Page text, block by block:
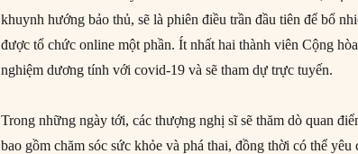
khuynh hướng bảo thủ, sẽ là phiên điều trần đầu tiên để bổ
được tổ chức online một phần. Ít nhất hai thành viên Cộng
nghiệm dương tính với covid-19 và sẽ tham dự trực tuyến.
Trong những ngày tới, các thượng nghị sĩ sẽ thăm dò quan
bao gồm chăm sóc sức khỏe và phá thai, đồng thời có thể